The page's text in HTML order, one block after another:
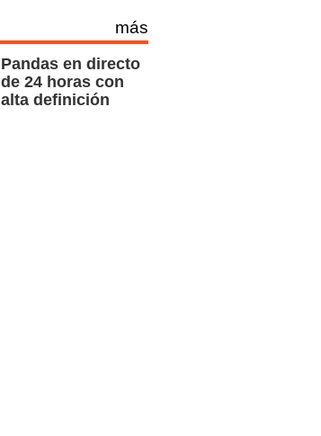
más
Pandas en directo
de 24 horas con
alta definición